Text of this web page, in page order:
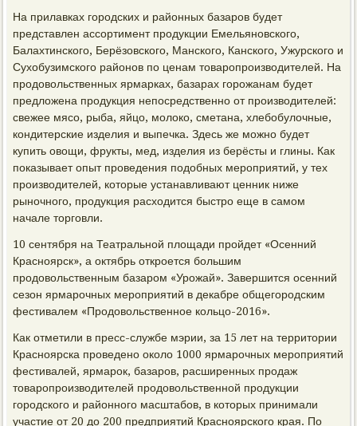
На прилавках городских и районных базаров будет
представлен ассортимент продукции Емельяновского,
Балахтинского, Берёзовского, Манского, Канского, Ужурского и
Сухобузимского районов по ценам товаропроизводителей. На
продовольственных ярмарках, базарах горожанам будет
предложена продукция непосредственно от производителей:
свежее мясо, рыба, яйцо, молоко, сметана, хлебобулочные,
кондитерские изделия и выпечка. Здесь же можно будет
купить овощи, фрукты, мед, изделия из берёсты и глины. Как
показывает опыт проведения подобных мероприятий, у тех
производителей, которые устанавливают ценник ниже
рыночного, продукция расходится быстро еще в самом
начале торговли.
10 сентября на Театральной площади пройдет «Осенний
Красноярск», а октябрь откроется большим
продовольственным базаром «Урожай». Завершится осенний
сезон ярмарочных мероприятий в декабре общегородским
фестивалем «Продовольственное кольцо-2016».
Как отметили в пресс-службе мэрии, за 15 лет на территории
Красноярска проведено около 1000 ярмарочных мероприятий
фестивалей, ярмарок, базаров, расширенных продаж
товаропроизводителей продовольственной продукции
городского и районного масштабов, в которых принимали
участие от 20 до 200 предприятий Красноярского края. По